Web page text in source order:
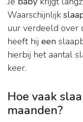
Waarschijnlijk
uur verdeeld over
heeft hij een
hierbij het aantal
keer.
Hoe vaak
maanden?